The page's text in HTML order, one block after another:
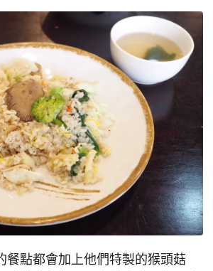
餐點都會加上他們特製的猴頭菇